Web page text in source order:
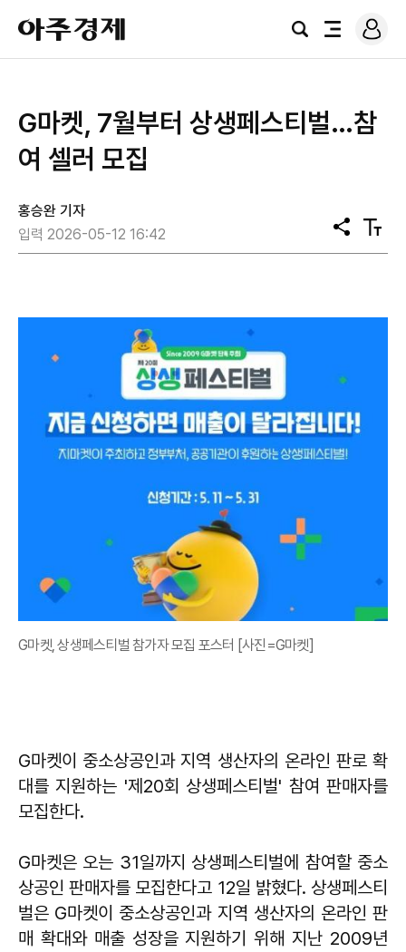
아
주
경
검
전
로
그
G마켓, 7월부터 상생페스티벌…참
여 셀러 모집
홍승완 기자
입력 2026-05-12 16:42
공
유
텍
스
G마켓, 상생페스티벌 참가자 모집 포스터 [사진=G마켓]
G마켓이 중소상공인과 지역 생산자의 온라인 판로 확
대를 지원하는 '제20회 상생페스티벌' 참여 판매자를
모집한다.
G마켓은 오는 31일까지 상생페스티벌에 참여할 중소
상공인 판매자를 모집한다고 12일 밝혔다. 상생페스티
벌은 G마켓이 중소상공인과 지역 생산자의 온라인 판
매 확대와 매출 성장을 지원하기 위해 지난 2009년